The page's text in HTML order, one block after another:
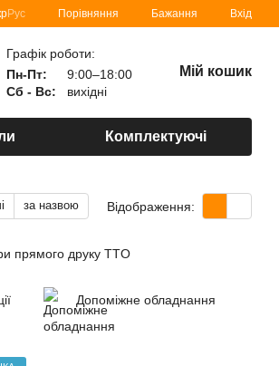
Рус Порівняння Бажання Вхід
Графік роботи:
Пн-Пт:
9:00–18:00
Сб - Вс:
вихідні
Мій кошик
Комплектуючі
за назвою Відображення:
прямого друку TTO
Допоміжне обладнання